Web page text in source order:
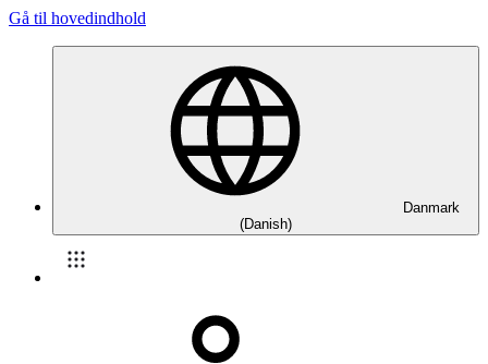
Gå til hovedindhold
Danmark
(Danish)